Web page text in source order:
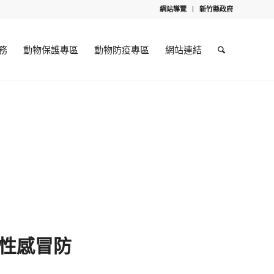
網站導覽 新竹縣政府
動物保護專區 動物防疫專區 網站連結
感冒防